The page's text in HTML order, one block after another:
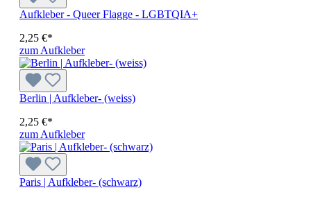
Aufkleber - Queer Flagge - LGBTQIA+
2,25 €*
zum Aufkleber
Berlin | Aufkleber- (weiss)
2,25 €*
zum Aufkleber
Paris | Aufkleber- (schwarz)